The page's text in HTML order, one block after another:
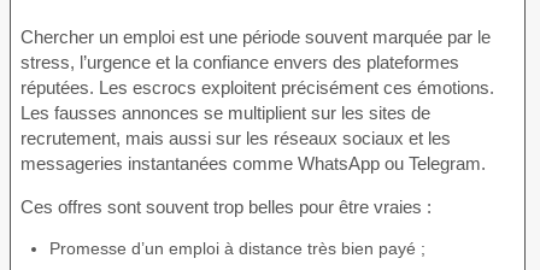
Chercher un emploi est une période souvent marquée par le
stress, l’urgence et la confiance envers des plateformes
réputées. Les escrocs exploitent précisément ces émotions.
Les fausses annonces se multiplient sur les sites de
recrutement, mais aussi sur les réseaux sociaux et les
messageries instantanées comme WhatsApp ou Telegram.
Ces offres sont souvent trop belles pour être vraies :
Promesse d’un emploi à distance très bien payé ;